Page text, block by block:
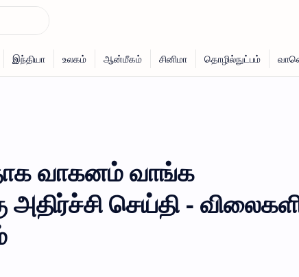
வாகனம் வாங்க
அதிர்ச்சி செய்தி -